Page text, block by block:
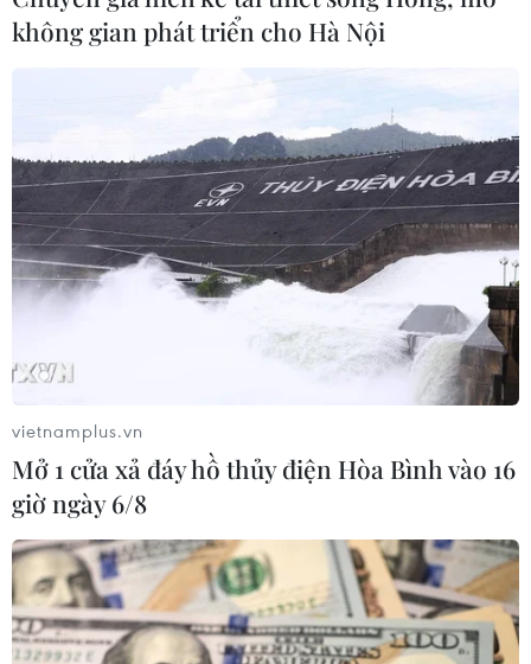
không gian phát triển cho Hà Nội
vietnamplus.vn
Mở 1 cửa xả đáy hồ thủy điện Hòa Bình vào 16
giờ ngày 6/8